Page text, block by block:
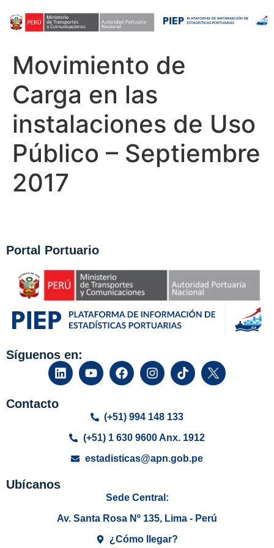
Movimiento de
Carga en las
instalaciones de Uso
Público – Septiembre
2017
Portal Portuario
Síguenos en:
Contacto
(+51) 994 148 133
(+51) 1 630 9600 Anx. 1912
estadisticas@apn.gob.pe
Ubícanos
Sede Central:
Av. Santa Rosa Nº 135, Lima - Perú
¿Cómo llegar?